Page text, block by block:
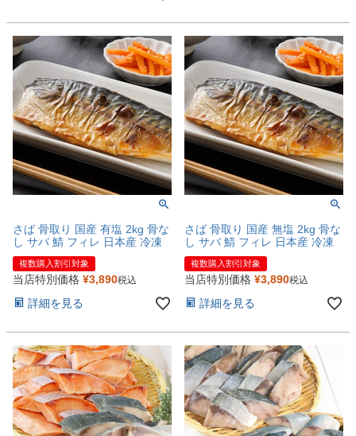
さば 骨取り 国産 有塩 2kg 骨な
し サバ 鯖 フィレ 日本産 冷凍
複数購入割引対象
当店特別価格 ¥3,890税込
詳細を見る
さば 骨取り 国産 無塩 2kg 骨な
し サバ 鯖 フィレ 日本産 冷凍
複数購入割引対象
当店特別価格 ¥3,890税込
詳細を見る